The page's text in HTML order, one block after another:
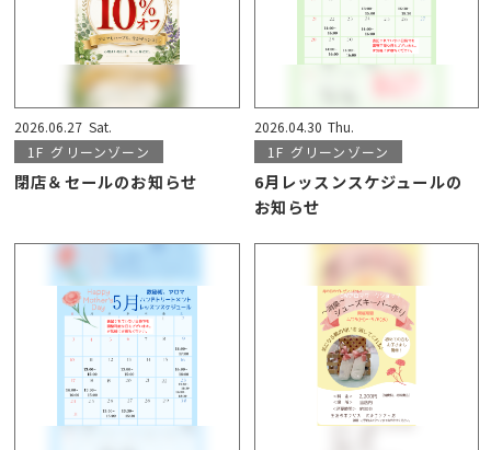
2026.06.27 Sat.
1F グリーンゾーン
閉店＆セールのお知らせ
2026.04.30 Thu.
1F グリーンゾーン
6月レッスンスケジュールの
お知らせ